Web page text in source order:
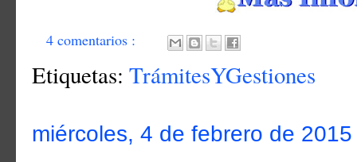
4 comentarios :
Etiquetas: TrámitesYGestiones
miércoles, 4 de febrero de 2015